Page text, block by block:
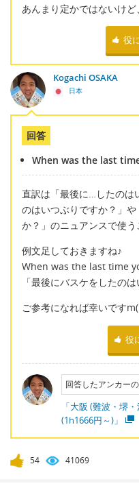
あんまり定かではないけど
役
Kogachi OSAKA
日本
回答
When was the last
直訳は「最後に…したのは
のはいつぶりですか？」
か？」のニュアンスで使う
例文足しておきますね♪
When was the last time
「最後にバスケをしたのは
ご参考になれば幸いですm(
役
回答したアンカー
「大阪 (難波・堺
(1h1666円～)」
54 41069